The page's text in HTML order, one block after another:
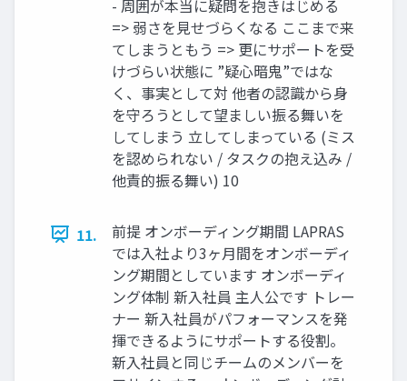
- 周囲が本当に疑問を抱きはじめる
=> 弱さを見せづらくなる ここまで来
てしまうともう => 更にサポートを受
けづらい状態に ”疑心暗鬼”ではな
く、事実として対 他者の認識から身
を守ろうとして望ましい振る舞いを
してしまう 立してしまっている (ミス
を認められない / タスクの抱え込み /
他責的振る舞い) 10
11.
前提 オンボーディング期間 LAPRAS
では入社より3ヶ月間をオンボーディ
ング期間としています オンボーディ
ング体制 新入社員 主人公です トレー
ナー 新入社員がパフォーマンスを発
揮できるようにサポートする役割。
新入社員と同じチームのメンバーを